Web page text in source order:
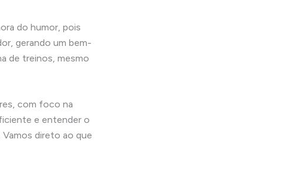
do humor, pois
gerando um bem-
de treinos, mesmo
com foco na
e entender o
direto ao que